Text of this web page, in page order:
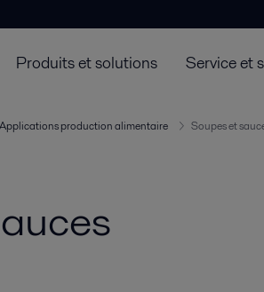
Produits et solutions Service et
Applications production alimentaire Soupes et